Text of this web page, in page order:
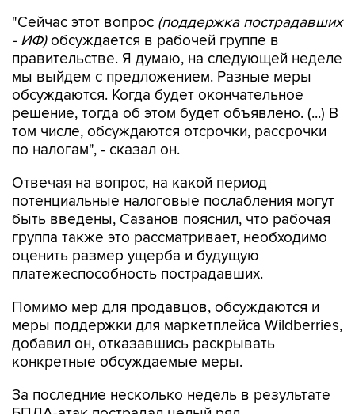
"Сейчас этот вопрос (поддержка пострадавших
- ИФ)обсуждается в рабочей группе в
правительстве. Я думаю, на следующей неделе
мы выйдем с предложением. Разные меры
обсуждаются. Когда будет окончательное
решение, тогда об этом будет объявлено. (...) В
том числе, обсуждаются отсрочки, рассрочки
по налогам", - сказал он.
Отвечая на вопрос, на какой период
потенциальные налоговые послабления могут
быть введены, Сазанов пояснил, что рабочая
группа также это рассматривает, необходимо
оценить размер ущерба и будущую
платежеспособность пострадавших.
Помимо мер для продавцов, обсуждаются и
меры поддержки для маркетплейса Wildberries,
добавил он, отказавшись раскрывать
конкретные обсуждаемые меры.
За последние несколько недель в результате